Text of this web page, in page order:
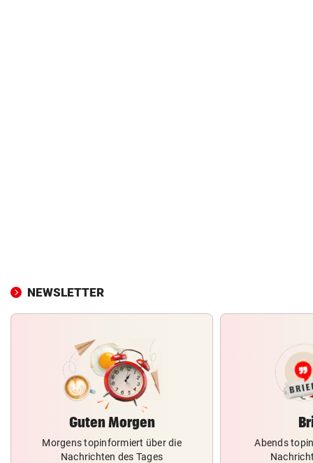
NEWSLETTER
Guten Morgen
Morgens topinformiert über die
Nachrichten des Tages
Abends